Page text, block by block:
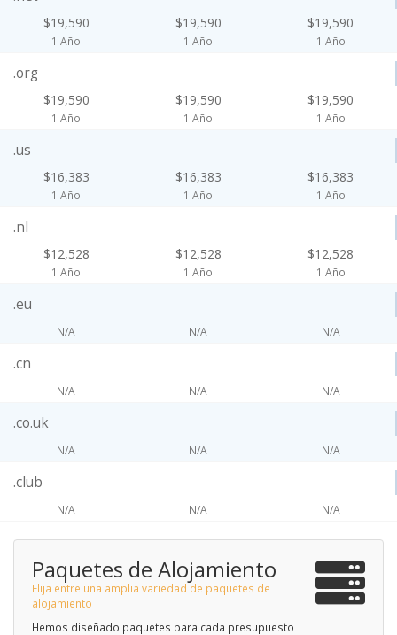
$19,590
1 Año
$19,590
1 Año
$19,590
1 Año
.org
$19,590
1 Año
$19,590
1 Año
$19,590
1 Año
.us
$16,383
1 Año
$16,383
1 Año
$16,383
1 Año
.nl
$12,528
1 Año
$12,528
1 Año
$12,528
1 Año
.eu
N/A N/A N/A
.cn
N/A N/A N/A
.co.uk
N/A N/A N/A
.club
N/A N/A N/A
Paquetes de Alojamiento
Elija entre una amplia variedad de paquetes de
alojamiento
Hemos diseñado paquetes para cada presupuesto